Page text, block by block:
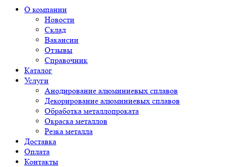
О компании
Новости
Склад
Вакансии
Отзывы
Справочник
Каталог
Услуги
Анодирование алюминиевых сплавов
Декорирование алюминиевых сплавов
Обработка металлопроката
Окраска металлов
Резка металла
Доставка
Оплата
Контакты